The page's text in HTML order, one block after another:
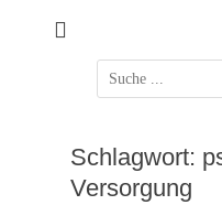
Suchen
nach:
Schlagwort:
Versorgung